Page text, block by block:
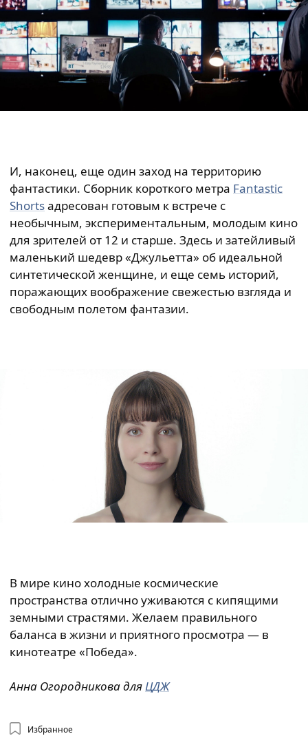
И, наконец, еще один заход на территорию
фантастики. Сборник короткого метра Fantastic
Shortsадресован готовым к встрече с
необычным, экспериментальным, молодым кино
для зрителей от 12 и старше. Здесь и затейливый
маленький шедевр «Джульетта» об идеальной
синтетической женщине, и еще семь историй,
поражающих воображение свежестью взгляда и
свободным полетом фантазии.
В мире кино холодные космические
пространства отлично уживаются с кипящими
земными страстями. Желаем правильного
баланса в жизни и приятного просмотра — в
кинотеатре «Победа».
Анна Огородникова дляЦДЖ
Избранное